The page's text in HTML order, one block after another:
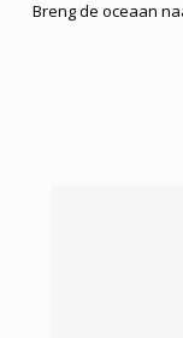
Breng de oceaan